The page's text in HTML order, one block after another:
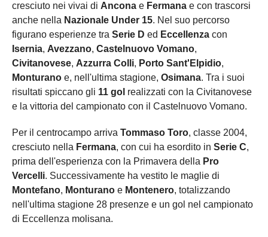
cresciuto nei vivai di Ancona e Fermana e con trascorsi
anche nella Nazionale Under 15. Nel suo percorso
figurano esperienze tra Serie D ed Eccellenza con
Isernia, Avezzano, Castelnuovo Vomano,
Civitanovese, Azzurra Colli, Porto Sant'Elpidio,
Monturano e, nell'ultima stagione, Osimana. Tra i suoi
risultati spiccano gli 11 gol realizzati con la Civitanovese
e la vittoria del campionato con il Castelnuovo Vomano.
Per il centrocampo arriva Tommaso Toro, classe 2004,
cresciuto nella Fermana, con cui ha esordito in Serie C,
prima dell'esperienza con la Primavera della Pro
Vercelli. Successivamente ha vestito le maglie di
Montefano, Monturano e Montenero, totalizzando
nell'ultima stagione 28 presenze e un gol nel campionato
di Eccellenza molisana.